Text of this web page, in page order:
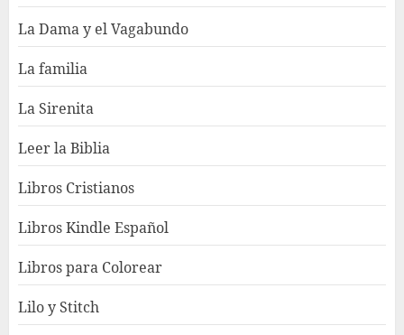
La Dama y el Vagabundo
La familia
La Sirenita
Leer la Biblia
Libros Cristianos
Libros Kindle Español
Libros para Colorear
Lilo y Stitch